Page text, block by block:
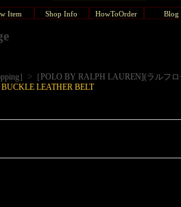
Item Shop Info HowToOrder Blog
］ > ［POLO BY RALPH LAUREN](ラルフ
LEATHER BELT